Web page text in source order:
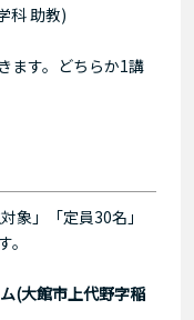
科 助教)
ます。どちらか1講
象」「定員30名」
(大館市上代野字稲